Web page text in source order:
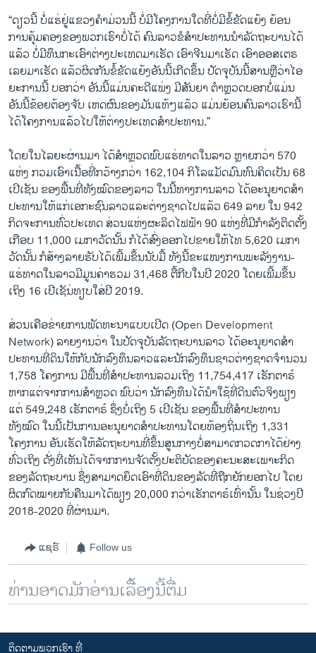
“ດຽວນີ້ ບໍ່ແຮ່ຢູ່ແຂວງຄຳມ່ວນນີ້ ບໍ່ມີໂຄງການໃດທີ່ບໍ່ມີຂໍ້ຂັດແຍ້ງ ຍ້ອນ
ການຄຸ້ມຄອງຂອງພວກເຮົາບໍ່ໄດ້ ຄົນລາວຂໍສຳປະທານນຳລັດຖະບານໄດ້
ແລ້ວ ບໍ່ມີທຶນກະເອົາຕ່າງປະເທດມາເຮັດ ເອົາຈີນມາເຮັດ ເອົາອອສເຕຣ
ເລຍມາເຮັດ ແລ້ວຜິດກັນຂໍ້ຂັດແຍ້ງອັນນີ້ເກີດຂຶ້ນ ປັດຈຸບັນນີ້ສານຫຼືວ່າໄອ
ຍະການນີ້ ບອກວ່າ ອັນນີ້ແມ່ນຄະດີແພ່ງ ມີສັນຍາ ຕຳຫຼວດບອກບໍ່ແມ່ນ
ອັນນີ້ຂ້ອຍຕ້ອງຈັບ ເຫດຜົນຂອງມັນແທ້ໆແລ້ວ ແມ່ນຍ້ອນຄົນລາວເຮົານີ້
ໄດ້ໂຄງການແລ້ວໄປໃຫ້ຕ່າງປະເທດສຳປະທານ.”
ໂດຍໃນໄລຍະຜ່ານມາ ໄດ້ສຳຫຼວດພົບແຮ່ທາດໃນລາວ ຫຼາຍກວ່າ 570
ແຫ່ງ ກວມເອົາເນື້ອທີ່ກວ້າງກວ່າ 162,104 ກິໂລແມັດມົນທົນຄິດເປັນ 68
ເປີເຊັນ ຂອງພື້ນທີ່ທັງໝົດຂອງລາວ ໃນນີ້ທາງການລາວ ໄດ້ອະນຸຍາດສຳ
ປະທານໃຫ້ແກ່ເອກະຊົນລາວແລະຕ່າງຊາດໄປແລ້ວ 649 ລາຍ ໃນ 942
ກິດຈະການທົ່ວປະເທດ ສ່ວນແຫ່ງຜະລິດໄຟຟ້າ 90 ແຫ່ງທີ່ມີກຳລັງຕິດຕັ້ງ
ເກືອບ 11,000 ເມກາວັດນັ້ນ ກໍໄດ້ສົ່ງອອກໄປຂາຍໃຫ້ໄທ 5,620 ເມກາ
ວັດນັ້ນ ກໍສ້າງລາຍຮັບໄດ້ເພີ້ມຂຶ້ນນັບມື້ ທັງນີ້ຂະແໜງການພະລັງງານ-
ແຮ່ທາດໃນລາວມີມູນຄ່າຮວມ 31,468 ຕື້ກີບໃນປີ 2020 ໂດຍເພີ້ມຂຶ້ນ
ເຖິງ 16 ເປີເຊັນ່ທຽບໃສ່ປີ 2019.
ສ່ວນເຄືອຂ່າຍການພັດທະນາແບບເປີດ (Open Development
Network) ລາຍງານວ່າ ໃນປັດຈຸບັນລັດຖະບານລາວ ໄດ້ອະນຸຍາດສຳ
ປະທານທີ່ດິນໃຫ້ກັບນັກລົງທຶນລາວແລະນັກລົງທຶນຊາວຕ່າງຊາດຈຳນວນ
1,758 ໂຄງການ ມີພື້ນທີ່ສຳປະທານລວມເຖິງ 11,754,417 ເຮັກຕາຣ໌
ຫາກແຕ່ຈາກການສຳຫຼວດ ພົບວ່າ ນັກລົງທຶນໄດ້ນຳໃຊ້ທີ່ດິນຕົວຈິງພຽງ
ແຕ່ 549,248 ເຮັກຕາຣ໌ ຊຶ່ງບໍ່ເຖິງ 5 ເປີເຊັນ ຂອງພື້ນທີ່ສຳປະທານ
ທັງໝົດ ໃນນີ້ເປັນການອະນຸຍາດສຳປະທານໂດຍທ້ອງຖິ່ນເຖິງ 1,331
ໂຄງການ ອັນເຮັດໃຫ້ລັດຖະບານທີ່ຂຶ້ນສູນກາງບໍ່ສາມາດກວດກາໄດ້ຢ່າງ
ທົ່ວເຖິງ ດັ່ງທີ່ເຫັນໄດ້ຈາກການຈັດຕັ້ງປະຕິບັດຂອງຄະນະສະເພາະກິດ
ຂອງລັດຖະບານ ຊຶ່ງສາມາດຍຶດເອົາທີ່ດິນຂອງລັດທີ່ຖືກຍັກຍອກໄປ ໂດຍ
ຜິດກົດໝາຍກັບຄືນມາໄດ້ພຽງ 20,000 ກວ່າເຮັກຕາຣ໌ເທົ່ານັ້ນ ໃນຊ່ວງປີ
2018-2020 ທີ່ຜ່ານມາ.
ແຊຣ໌ Follow us
ທ່ານອາດມັກອ່ານເລື້ອງນີ້ຕື່ມ
ຕິດຕາມພວກເຮົາ ທີ່